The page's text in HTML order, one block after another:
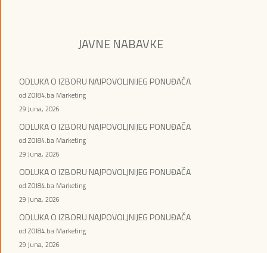
JAVNE NABAVKE
ODLUKA O IZBORU NAJPOVOLJNIJEG PONUĐAČA
od ZOI84.ba Marketing
29 Juna, 2026
ODLUKA O IZBORU NAJPOVOLJNIJEG PONUĐAČA
od ZOI84.ba Marketing
29 Juna, 2026
ODLUKA O IZBORU NAJPOVOLJNIJEG PONUĐAČA
od ZOI84.ba Marketing
29 Juna, 2026
ODLUKA O IZBORU NAJPOVOLJNIJEG PONUĐAČA
od ZOI84.ba Marketing
29 Juna, 2026